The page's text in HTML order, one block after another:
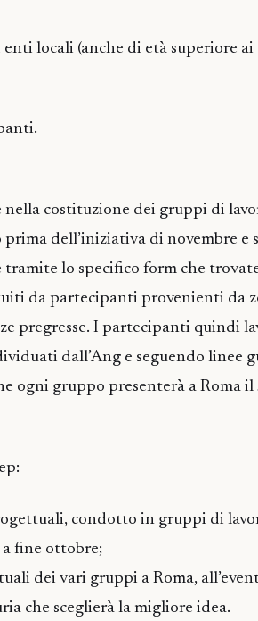
locali (anche di età superiore ai
costituzione dei gruppi di
dell’iniziativa di novembre e
lo specifico form che
da partecipanti provenienti da
pregresse. I partecipanti quindi
dall’Ang e seguendo linee
ogni gruppo presenterà a Roma il
condotto in gruppi di
a fine ottobre;
dei vari gruppi a Roma,
che sceglierà la migliore idea.